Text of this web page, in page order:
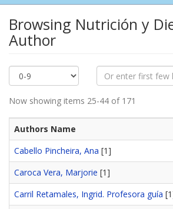
Browsing Nutrición y
Author
Now showing items 25-44 of 171
Authors Name
Cabello Pincheira, Ana [1]
Caroca Vera, Marjorie [1]
Carril Retamales, Ingrid. Profesora guía